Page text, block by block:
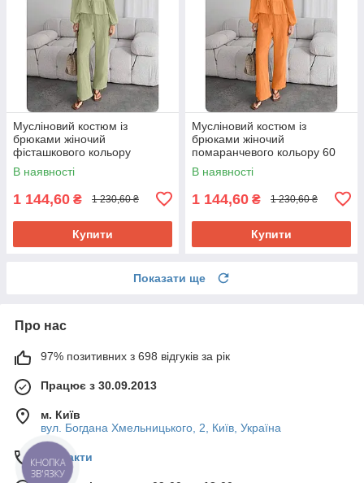
Мусліновий костюм із
брюками жіночий
фісташкового кольору
В наявності
1 144,60 ₴ 1 230,60 ₴
Купити
Мусліновий костюм із
брюками жіночий
помаранчевого кольору 60
В наявності
1 144,60 ₴ 1 230,60 ₴
Купити
Показати ще
Про нас
97% позитивних з 698 відгуків за рік
Працює з 30.09.2013
м. Київ
вул. Богдана Хмельницького, 2, Київ, Україна
Контакти
КНОПКА
ЗВ'ЯЗКУ